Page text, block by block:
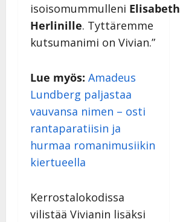
isoisomummulleni Elisabeth
Herlinille. Tyttäremme
kutsumanimi on Vivian.”
Lue myös: Amadeus
Lundberg paljastaa
vauvansa nimen – osti
rantaparatiisin ja
hurmaa romanimusiikin
kiertueella
Kerrostalokodissa
vilistää Vivianin lisäksi